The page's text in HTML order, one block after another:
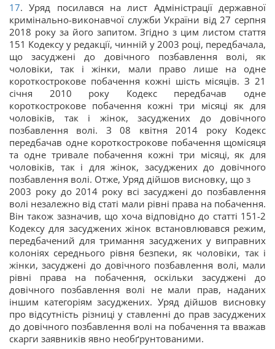
17. Уряд посилався на лист Адміністрації державної
кримінально-виконавчої служби України від 27 серпня
2018 року за його запитом. Згідно з цим листом стаття
151 Кодексу у редакції, чинній у 2003 році, передбачала,
що засуджені до довічного позбавлення волі, як
чоловіки, так і жінки, мали право лише на одне
короткострокове побачення кожні шість місяців. З 21
січня 2010 року Кодекс передбачав одне
короткострокове побачення кожні три місяці як для
чоловіків, так і жінок, засуджених до довічного
позбавлення волі. З 08 квітня 2014 року Кодекс
передбачав одне короткострокове побачення щомісяця
та одне тривале побачення кожні три місяці, як для
чоловіків, так і для жінок, засуджених до довічного
позбавлення волі. Отже, Уряд дійшов висновку, що з
2003 року до 2014 року всі засуджені до позбавлення
волі незалежно від статі мали рівні права на побачення.
Він також зазначив, що хоча відповідно до статті 151-2
Кодексу для засуджених жінок встановлювався режим,
передбачений для тримання засуджених у виправних
колоніях середнього рівня безпеки, як чоловіки, так і
жінки, засуджені до довічного позбавлення волі, мали
рівні права на побачення, оскільки засуджені до
довічного позбавлення волі не мали прав, наданих
іншим категоріям засуджених. Уряд дійшов висновку
про відсутність різниці у ставленні до прав засуджених
до довічного позбавлення волі на побачення та вважав
скарги заявників явно необґрунтованими.